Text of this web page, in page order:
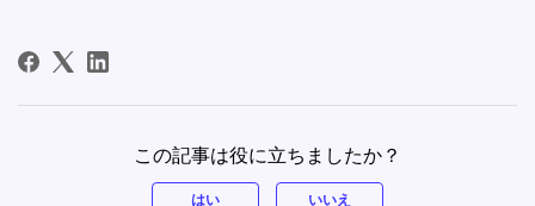
この記事は役に立ちましたか？
はい いいえ